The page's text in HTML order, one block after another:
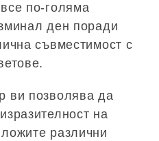
по-голяма
ден поради
съвместимост с
ви позволява да
на
различни